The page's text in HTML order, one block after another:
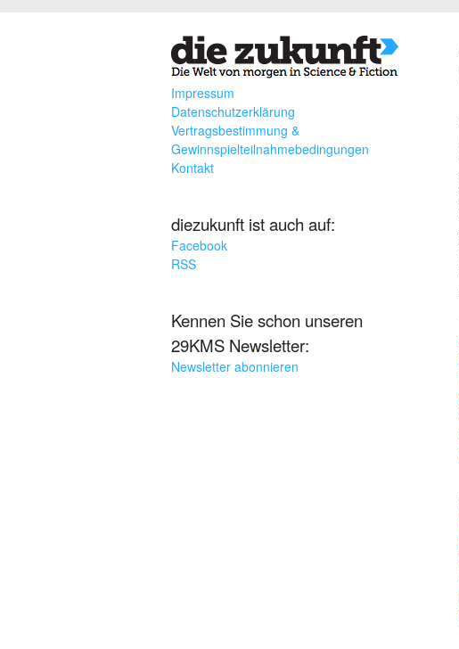
Impressum
Datenschutzerklärung
Vertragsbestimmung &
Gewinnspielteilnahmebedingungen
Kontakt
diezukunft ist auch auf:
Facebook
RSS
Kennen Sie schon unseren
29KMS Newsletter:
Newsletter abonnieren